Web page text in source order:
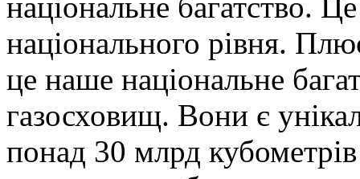
національного рівня.
це наше національне
газосховищ. Вони є
понад 30 млрд